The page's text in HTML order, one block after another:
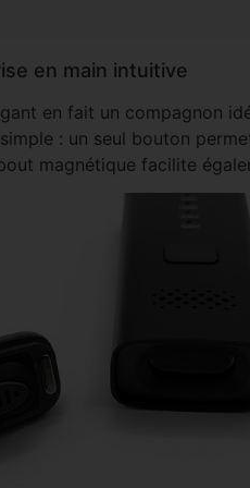
en main intuitive
en fait un compagnon
: un seul bouton
magnétique facilite